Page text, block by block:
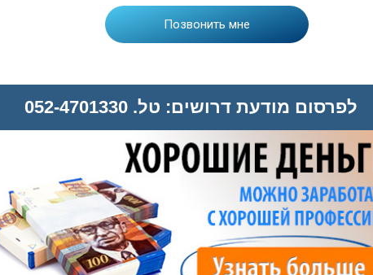
לפרסום מודעת דרושים: טל. 052-4701330